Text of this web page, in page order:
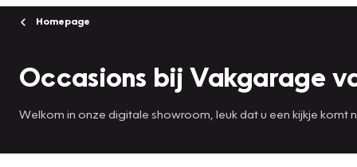
Homepage
Occasions bij Vakgarage
Welkom in onze digitale showroom, leuk dat u een kijkje komt